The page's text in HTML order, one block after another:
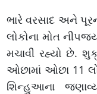
ભારે વરસાદ અને
લોકોના મોત
મચાવી રહ્યો છે.
ઓછામાં ઓછા 11
શિન્હુઆના